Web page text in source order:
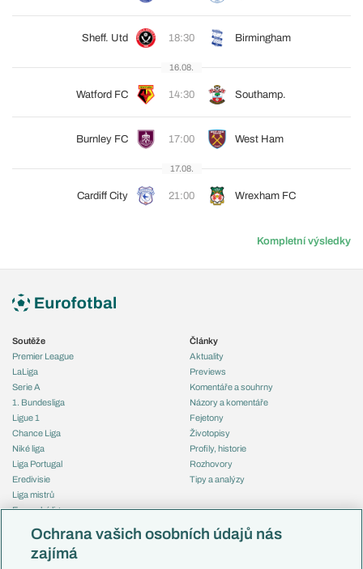
Sheff. Utd 18:30 Birmingham
16.08.
Watford FC 14:30 Southamp.
Burnley FC 17:00 West Ham
17.08.
Cardiff City 21:00 Wrexham FC
Kompletní výsledky
Soutěže
Premier League
LaLiga
Serie A
1. Bundesliga
Ligue 1
Chance Liga
Niké liga
Liga Portugal
Eredivisie
Liga mistrů
Evropská liga
Mistrovství světa
Liga národů
Články
Aktuality
Previews
Komentáře a souhrny
Názory a komentáře
Fejetony
Životopisy
Profily, historie
Rozhovory
Tipy a analýzy
Česko
Ochrana vašich osobních údajů nás
zajímá